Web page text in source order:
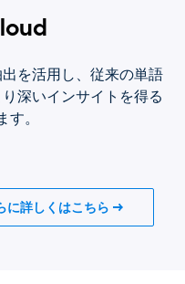
を活用し、従来の単語
深いインサイトを得る
す。
に詳しくはこちら →